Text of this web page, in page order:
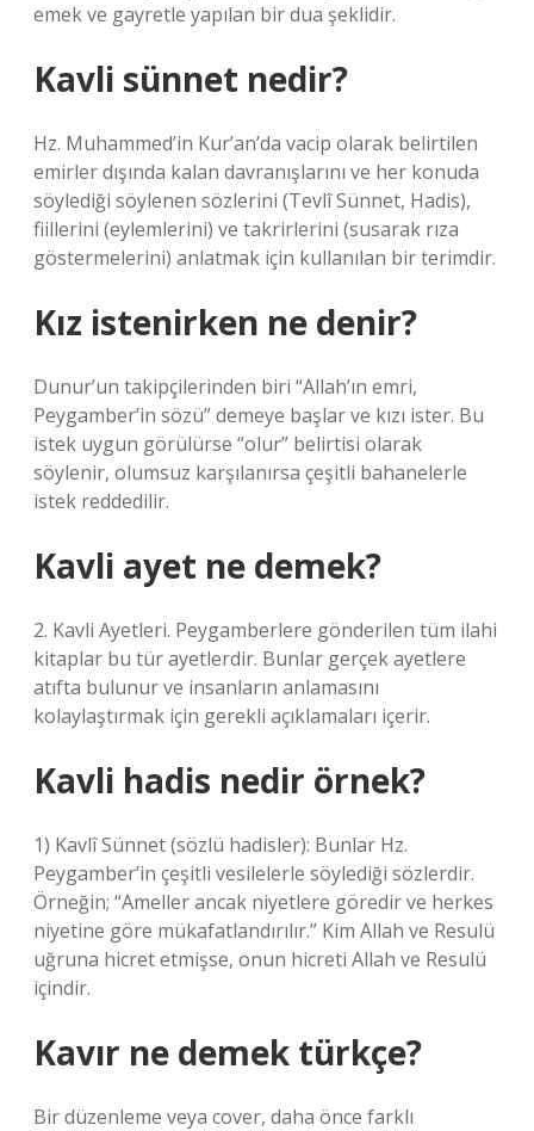
emek ve gayretle yapılan bir dua şeklidir.
Kavli sünnet nedir?
Hz. Muhammed’in Kur’an’da vacip olarak belirtilen
emirler dışında kalan davranışlarını ve her konuda
söylediği söylenen sözlerini (Tevlî Sünnet, Hadis),
fiillerini (eylemlerini) ve takrirlerini (susarak rıza
göstermelerini) anlatmak için kullanılan bir terimdir.
Kız istenirken ne denir?
Dunur’un takipçilerinden biri “Allah’ın emri,
Peygamber’in sözü” demeye başlar ve kızı ister. Bu
istek uygun görülürse “olur” belirtisi olarak
söylenir, olumsuz karşılanırsa çeşitli bahanelerle
istek reddedilir.
Kavli ayet ne demek?
2. Kavli Ayetleri. Peygamberlere gönderilen tüm ilahi
kitaplar bu tür ayetlerdir. Bunlar gerçek ayetlere
atıfta bulunur ve insanların anlamasını
kolaylaştırmak için gerekli açıklamaları içerir.
Kavli hadis nedir örnek?
1) Kavlî Sünnet (sözlü hadisler): Bunlar Hz.
Peygamber’in çeşitli vesilelerle söylediği sözlerdir.
Örneğin; “Ameller ancak niyetlere göredir ve herkes
niyetine göre mükafatlandırılır.” Kim Allah ve Resulü
uğruna hicret etmişse, onun hicreti Allah ve Resulü
içindir.
Kavır ne demek türkçe?
Bir düzenleme veya cover, daha önce farklı